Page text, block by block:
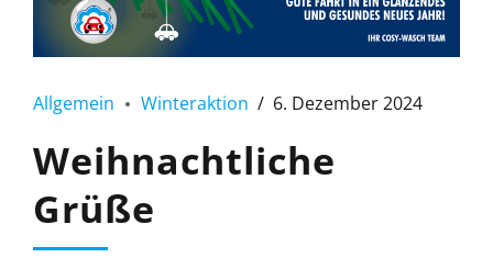
Allgemein Winteraktion 6. Dezember 2024
Weihnachtliche
Grüße